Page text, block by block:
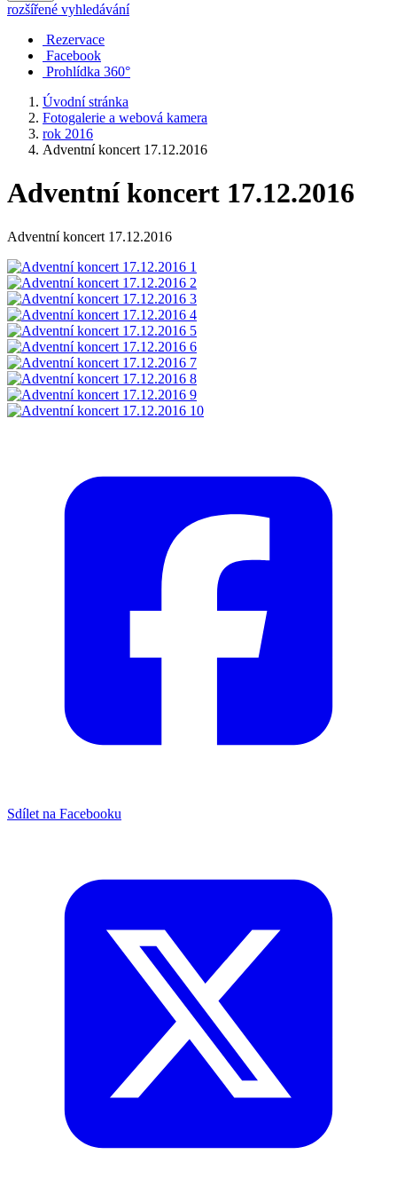
rozšířené vyhledávání
Rezervace
Facebook
Prohlídka 360°
Úvodní stránka
Fotogalerie a webová kamera
rok 2016
Adventní koncert 17.12.2016
Adventní koncert 17.12.2016
Adventní koncert 17.12.2016
Sdílet na Facebooku